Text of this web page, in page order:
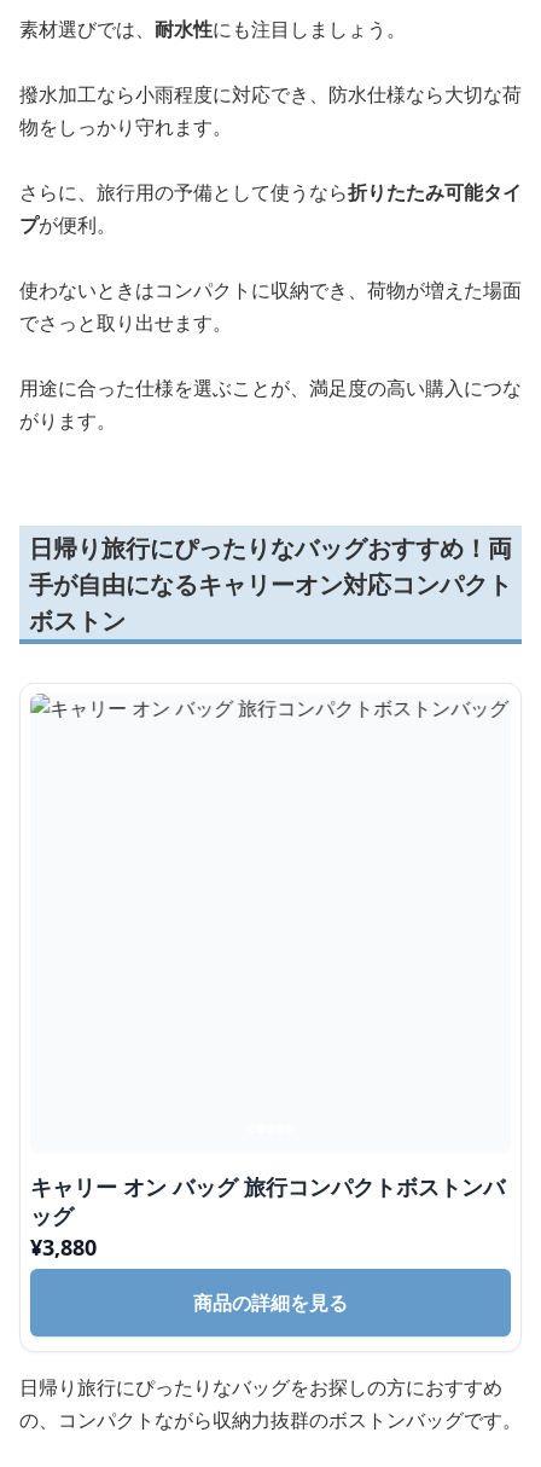
素材選びでは、 耐水性にも注目しましょう。
撥水加工なら小雨程度に対応でき、防水仕様なら大切な荷
物をしっかり守れます。
さらに、旅行用の予備として使うなら折りたたみ可能タイ
プが便利。
使わないときはコンパクトに収納でき、荷物が増えた場面
でさっと取り出せます。
用途に合った仕様を選ぶことが、満足度の高い購入につな
がります。
日帰り旅行にぴったりなバッグおすすめ！両
手が自由になるキャリーオン対応コンパクト
ボストン
キャリー オン バッグ 旅行コンパクトボストンバ
ッグ
¥3,880
商品の詳細を見る
日帰り旅行にぴったりなバッグをお探しの方におすすめ
の、コンパクトながら収納力抜群のボストンバッグです。